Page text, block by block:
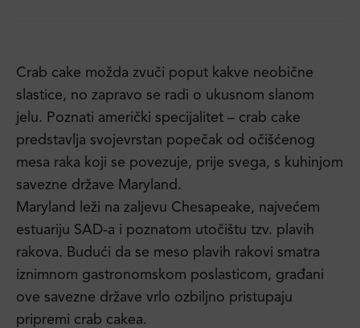
Crab cake možda zvuči poput kakve neobične
slastice, no zapravo se radi o ukusnom slanom
jelu. Poznati američki specijalitet – crab cake
predstavlja svojevrstan popečak od očišćenog
mesa raka koji se povezuje, prije svega, s kuhinjom
savezne države Maryland.
Maryland leži na zaljevu Chesapeake, najvećem
estuariju SAD-a i poznatom utočištu tzv. plavih
rakova. Budući da se meso plavih rakovi smatra
iznimnom gastronomskom poslasticom, građani
ove savezne države vrlo ozbiljno pristupaju
pripremi crab cakea.